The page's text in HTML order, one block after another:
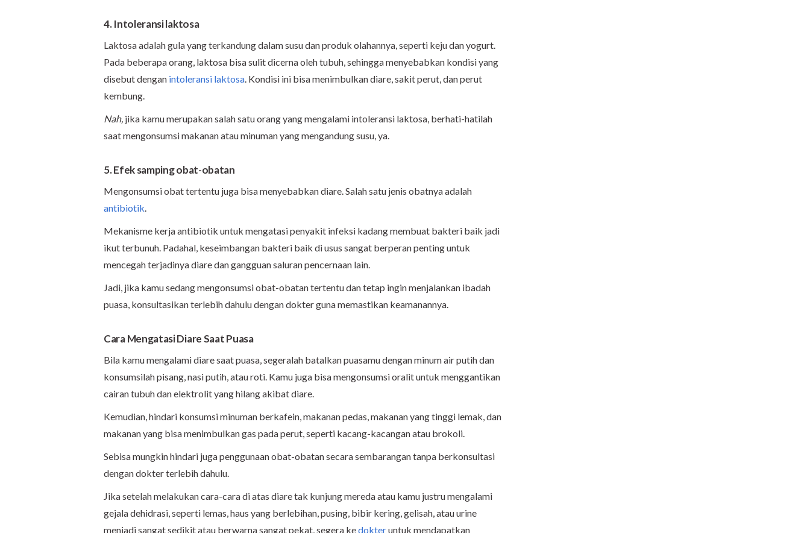
4. Intoleransi laktosa
Laktosa adalah gula yang terkandung dalam susu dan produk olahannya, seperti keju dan yogurt.
Pada beberapa orang, laktosa bisa sulit dicerna oleh tubuh, sehingga menyebabkan kondisi yang
disebut dengan intoleransi laktosa. Kondisi ini bisa menimbulkan diare, sakit perut, dan perut
kembung.
Nah, jika kamu merupakan salah satu orang yang mengalami intoleransi laktosa, berhati-hatilah
saat mengonsumsi makanan atau minuman yang mengandung susu, ya.
5. Efek samping obat-obatan
Mengonsumsi obat tertentu juga bisa menyebabkan diare. Salah satu jenis obatnya adalah
antibiotik.
Mekanisme kerja antibiotik untuk mengatasi penyakit infeksi kadang membuat bakteri baik jadi
ikut terbunuh. Padahal, keseimbangan bakteri baik di usus sangat berperan penting untuk
mencegah terjadinya diare dan gangguan saluran pencernaan lain.
Jadi, jika kamu sedang mengonsumsi obat-obatan tertentu dan tetap ingin menjalankan ibadah
puasa, konsultasikan terlebih dahulu dengan dokter guna memastikan keamanannya.
Cara Mengatasi Diare Saat Puasa
Bila kamu mengalami diare saat puasa, segeralah batalkan puasamu dengan minum air putih dan
konsumsilah pisang, nasi putih, atau roti. Kamu juga bisa mengonsumsi oralit untuk menggantikan
cairan tubuh dan elektrolit yang hilang akibat diare.
Kemudian, hindari konsumsi minuman berkafein, makanan pedas, makanan yang tinggi lemak, dan
makanan yang bisa menimbulkan gas pada perut, seperti kacang-kacangan atau brokoli.
Sebisa mungkin hindari juga penggunaan obat-obatan secara sembarangan tanpa berkonsultasi
dengan dokter terlebih dahulu.
Jika setelah melakukan cara-cara di atas diare tak kunjung mereda atau kamu justru mengalami
gejala dehidrasi, seperti lemas, haus yang berlebihan, pusing, bibir kering, gelisah, atau urine
menjadi sangat sedikit atau berwarna sangat pekat, segera kedokteruntuk mendapatkan